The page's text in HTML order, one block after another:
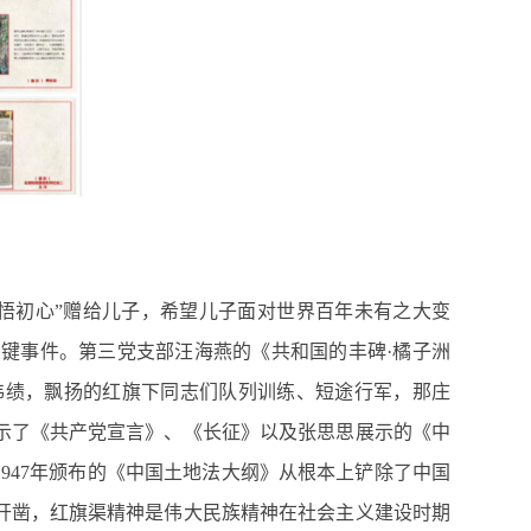
心”赠给儿子，希望儿子面对世界百年未有之大变
事件。第三党支部汪海燕的《共和国的丰碑·橘子洲
，飘扬的红旗下同志们队列训练、短途行军，那庄
《共产党宣言》、《长征》以及张思思展示的《中
年颁布的《中国土地法大纲》从根本上铲除了中国
，红旗渠精神是伟大民族精神在社会主义建设时期